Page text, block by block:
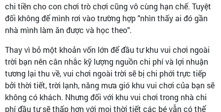
chi tiền cho con chơi trò chơi cũng vô cùng hạn chế. Tuyệt
đối không để mình rơi vào trường hợp "nhìn thấy ai đó gần
nhà mình làm ăn được và học theo".
Thay vì bỏ một khoản vốn lớn để đầu tư khu vui chơi ngoài
trời bạn nên cân nhắc kỹ lượng nguồn chi phí và lợi nhuận
tương lại thu về, vui chơi ngoài trời sẽ bị chi phới trực tiếp
bởi thời tiết, trời lạnh, năng mưa gió khu vui chơi của bạn sẽ
không có khách. Nhưng đối với khu vui chơi trong nhà chi
phí đầu tư sẽ thấp hơn với mọi thời tiết các bé vẫn có thể